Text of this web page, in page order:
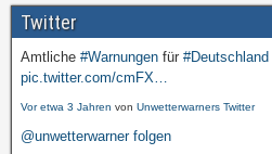
Twitter
Amtliche #Warnungen für #Deutschland
pic.twitter.com/cmFX…
Vor etwa 3 Jahren von Unwetterwarners Twitter
@unwetterwarner folgen